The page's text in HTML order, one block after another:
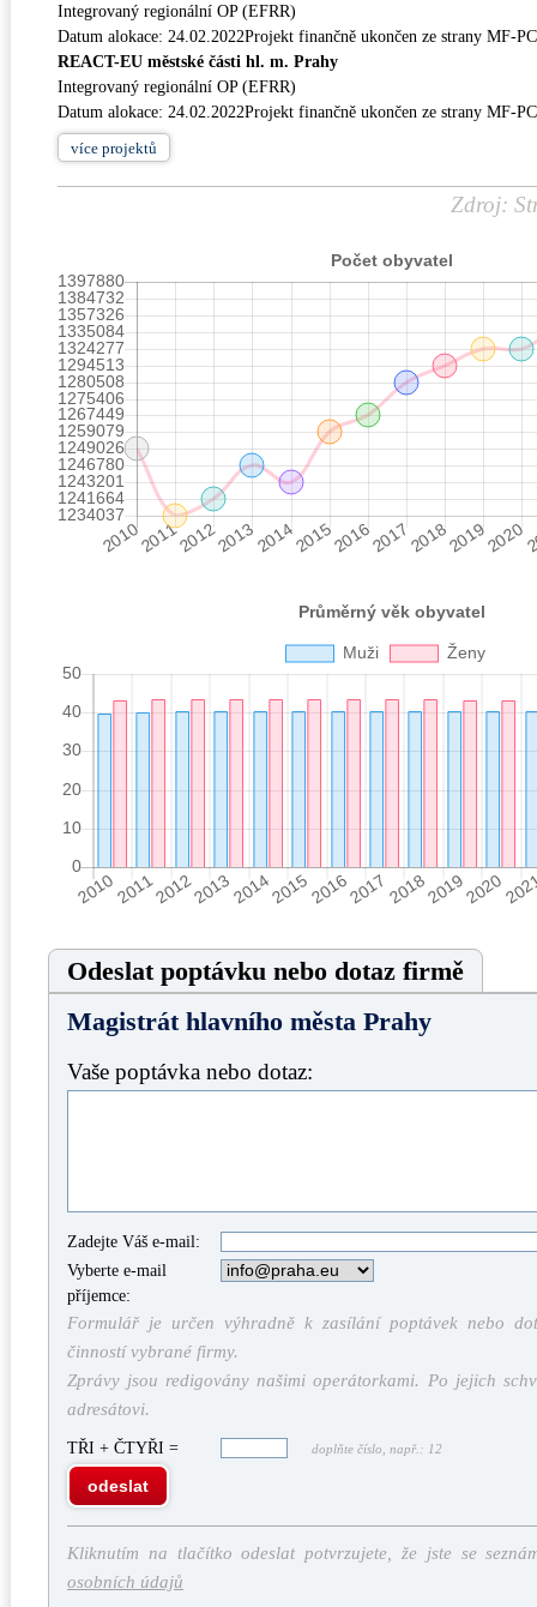
Integrovaný regionální OP (EFRR)
Datum alokace: 24.02.2022Projekt finančně ukončen ze strany MF-
REACT-EU městské části hl. m. Prahy
Integrovaný regionální OP (EFRR)
Datum alokace: 24.02.2022Projekt finančně ukončen ze strany MF-
více projektů
Zdroj:
Odeslat poptávku nebo dotaz firmě
Magistrát hlavního města Prahy
Vaše poptávka nebo dotaz:
Zadejte Váš e-mail:
Vyberte e-mail
příjemce:
Formulář je určen výhradně k zasílání poptávek nebo
činností vybrané firmy.
Zprávy jsou redigovány našimi operátorkami. Po jejich
adresátovi.
TŘI + ČTYŘI = doplňte číslo, např.: 12
odeslat
Kliknutím na tlačítko odeslat potvrzujete, že jste se
osobních údajů